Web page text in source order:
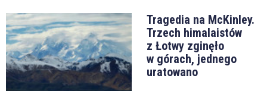
Tragedia na McKinley.
Trzech himalaistów
z Łotwy zginęło
w górach, jednego
uratowano